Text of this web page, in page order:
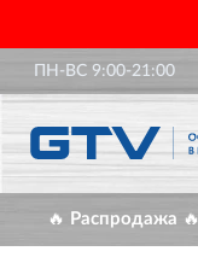
ПН-ВС 9:00-21:00
🔥 Распродажа 🔥